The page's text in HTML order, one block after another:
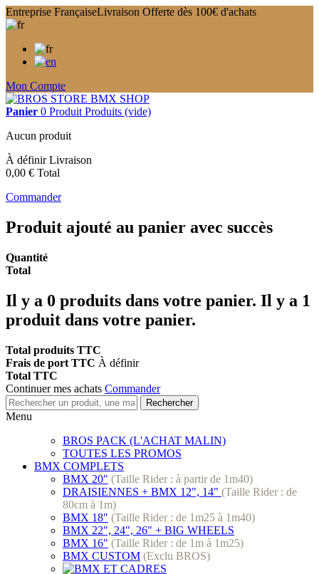
Entreprise FrançaiseLivraison Offerte dès 100€ d'achats
Mon Compte
Panier 0 Produit Produits (vide)
Aucun produit
À définirLivraison
0,00 € Total
Commander
Produit ajouté au panier avec succès
Quantité
Total
Il y a 0 produits dans votre panier. Il y a 1
produit dans votre panier.
Total produits TTC
Frais de port TTC À définir
Total TTC
Continuer mes achats Commander
Rechercher
Menu
BROS PACK (L'ACHAT MALIN)
TOUTES LES PROMOS
BMX COMPLETS
BMX 20" (Taille Rider : à partir de 1m40)
DRAISIENNES + BMX 12", 14" (Taille Rider : de
80cm à 1m)
BMX 18" (Taille Rider : de 1m25 à 1m40)
BMX 22", 24", 26" + BIG WHEELS
BMX 16" (Taille Rider : de 1m à 1m25)
BMX CUSTOM (Exclu BROS)